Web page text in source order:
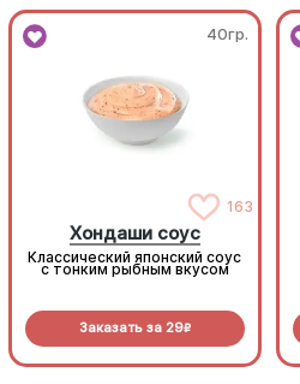
40гр.
163
Хондаши соус
Классический японский соус
с тонким рыбным вкусом
Заказать за 29R